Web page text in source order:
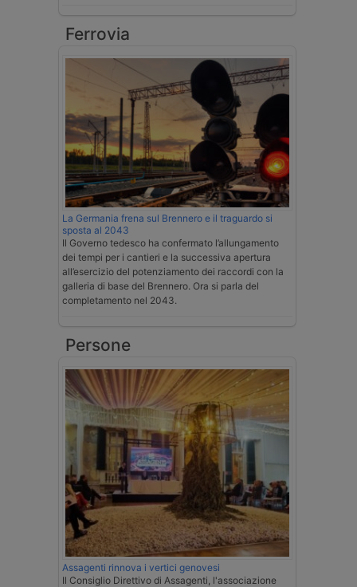
Ferrovia
La Germania frena sul Brennero e il traguardo si
sposta al 2043
Il Governo tedesco ha confermato l’allungamento
dei tempi per i cantieri e la successiva apertura
all’esercizio del potenziamento dei raccordi con la
galleria di base del Brennero. Ora si parla del
completamento nel 2043.
Persone
Assagenti rinnova i vertici genovesi
Il Consiglio Direttivo di Assagenti, l'associazione